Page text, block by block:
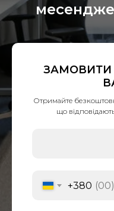
ЗАМОВИТИ
Отримайте
що
+380